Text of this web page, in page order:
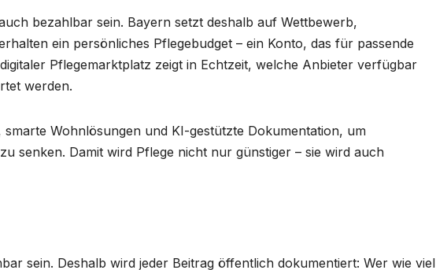
bezahlbar sein. Bayern setzt deshalb auf Wettbewerb,
ein persönliches Pflegebudget – ein Konto, das für passende
Pflegemarktplatz zeigt in Echtzeit, welche Anbieter verfügbar
werden.
Wohnlösungen und KI-gestützte Dokumentation, um
senken. Damit wird Pflege nicht nur günstiger – sie wird auch
sein. Deshalb wird jeder Beitrag öffentlich dokumentiert: Wer wie viel